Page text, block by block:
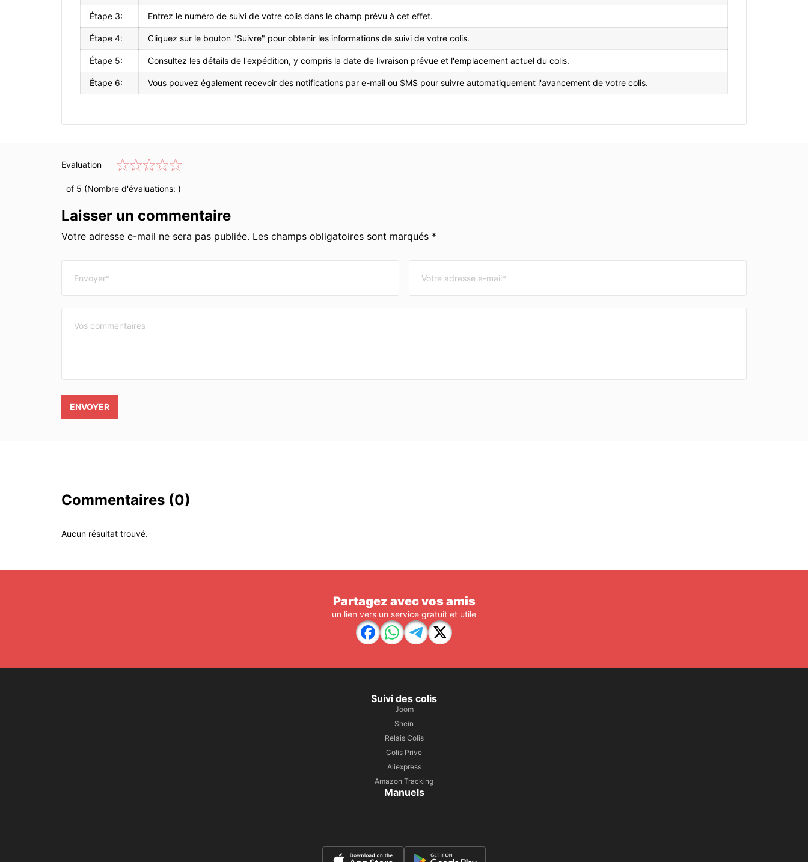
Étape 3: Entrez le numéro de suivi de votre colis dans le champ prévu à cet effet.
Étape 4: Cliquez sur le bouton "Suivre" pour obtenir les informations de suivi de votre colis.
Étape 5: Consultez les détails de l'expédition, y compris la date de livraison prévue et l'emplacement actuel du colis.
Étape 6: Vous pouvez également recevoir des notifications par e-mail ou SMS pour suivre automatiquement l'avancement de votre colis.
Evaluation
of 5 (Nombre d'évaluations: )
Laisser un commentaire
Votre adresse e-mail ne sera pas publiée. Les champs obligatoires sont marqués *
ENVOYER
Commentaires (0)
Aucun résultat trouvé.
Partagez avec vos amis
un lien vers un service gratuit et utile
Suivi des colis
Joom
Shein
Relais Colis
Colis Prive
Aliexpress
Amazon Tracking
Manuels